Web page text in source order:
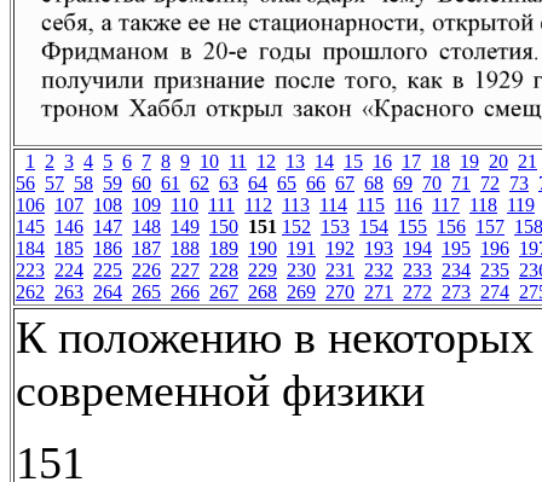
1 2 3 4 5 6 7 8 9 10 11 12 13 14 15 16 17 18 19 20 21
56 57 58 59 60 61 62 63 64 65 66 67 68 69 70 71 72 73
106 107 108 109 110 111 112 113 114 115 116 117 118 119
145 146 147 148 149 150 151 152 153 154 155 156 157 158
184 185 186 187 188 189 190 191 192 193 194 195 196
223 224 225 226 227 228 229 230 231 232 233 234 235
262 263 264 265 266 267 268 269 270 271 272 273 274
К положению в некоторых
современной физики
151